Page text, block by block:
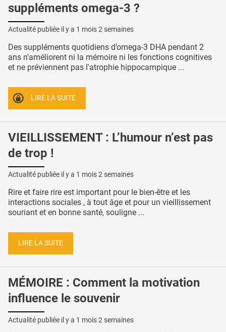
suppléments omega-3 ?
Actualité publiée il y a 1 mois 2 semaines
Des suppléments quotidiens d’omega-3 DHA pendant 2
ans n'améliorent ni la mémoire ni les fonctions cognitives
et ne préviennent pas l'atrophie hippocampique ...
LIRE LA SUITE
VIEILLISSEMENT : L’humour n’est pas
de trop !
Actualité publiée il y a 1 mois 2 semaines
Rire et faire rire est important pour le bien-être et les
interactions sociales , à tout âge et pour un vieillissement
souriant et en bonne santé, souligne ...
LIRE LA SUITE
MÉMOIRE : Comment la motivation
influence le souvenir
Actualité publiée il y a 1 mois 2 semaines